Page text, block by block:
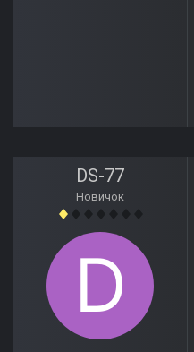
DS-77
Новичок